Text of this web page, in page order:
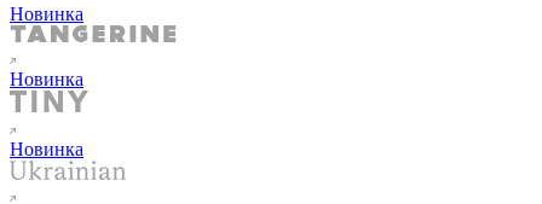
Новинка
Новинка
Новинка